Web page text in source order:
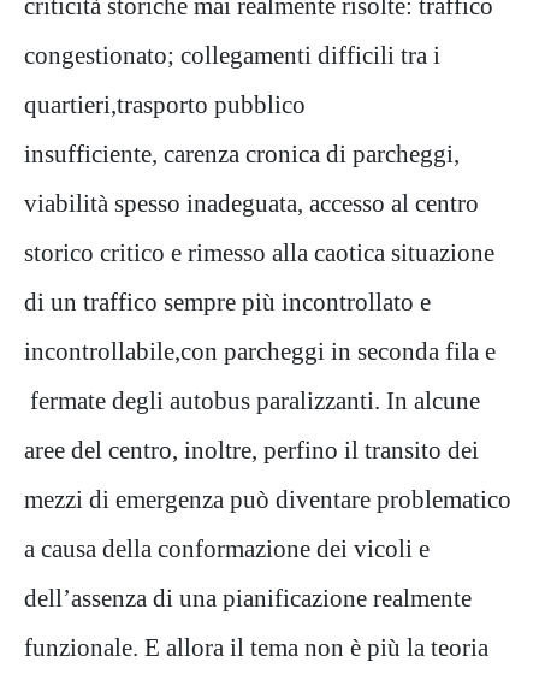
congestionato; collegamenti difficili tra i
quartieri,trasporto pubblico
insufficiente, carenza cronica di parcheggi,
viabilità spesso inadeguata, accesso al centro
storico critico e rimesso alla caotica situazione
di un traffico sempre più incontrollato e
incontrollabile,con parcheggi in seconda fila e
fermate degli autobus paralizzanti. In alcune
aree del centro, inoltre, perfino il transito dei
mezzi di emergenza può diventare problematico
a causa della conformazione dei vicoli e
dell’assenza di una pianificazione realmente
funzionale. E allora il tema non è più la teoria